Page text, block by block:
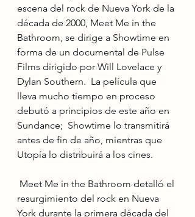
escena del rock de Nueva York de la
década de 2000, Meet Me in the
Bathroom, se dirige a Showtime en
forma de un documental de Pulse
Films dirigido por Will Lovelace y
Dylan Southern.  La película que
lleva mucho tiempo en proceso
debutó a principios de este año en
Sundance;  Showtime lo transmitirá
antes de fin de año, mientras que
Utopía lo distribuirá a los cines.
resurgimiento del rock en Nueva
York durante la primera década del